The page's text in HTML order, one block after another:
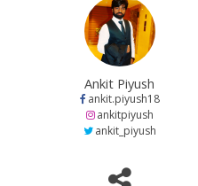
Ankit Piyush
ankit.piyush18
ankitpiyush
ankit_piyush